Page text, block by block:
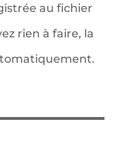
au fichier
rien à faire, la